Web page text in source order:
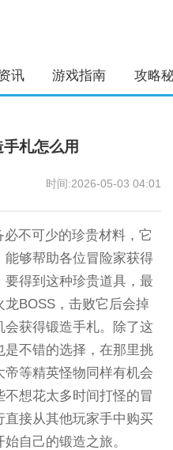
讯 游戏指南 攻略
札怎么用
时间:2026-05-03 04:01
不可少的珍贵材料，它
够帮助各位冒险家获得
得到这种珍贵道具，最
BOSS，击败它后会掉
获得锻造手札。除了这
不错的选择，在那里挑
等精英怪物同样有机会
想花太多时间打怪的冒
直接从其他玩家手中购买
自己的锻造之旅。